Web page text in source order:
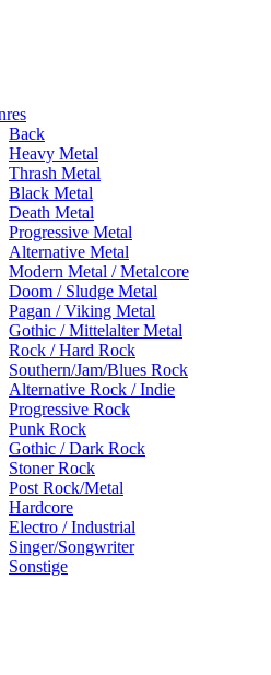
Back
Heavy Metal
Thrash Metal
Black Metal
Death Metal
Progressive Metal
Alternative Metal
Modern Metal / Metalcore
Doom / Sludge Metal
Pagan / Viking Metal
Gothic / Mittelalter Metal
Rock / Hard Rock
Southern/Jam/Blues Rock
Alternative Rock / Indie
Progressive Rock
Punk Rock
Gothic / Dark Rock
Stoner Rock
Post Rock/Metal
Hardcore
Electro / Industrial
Singer/Songwriter
Sonstige